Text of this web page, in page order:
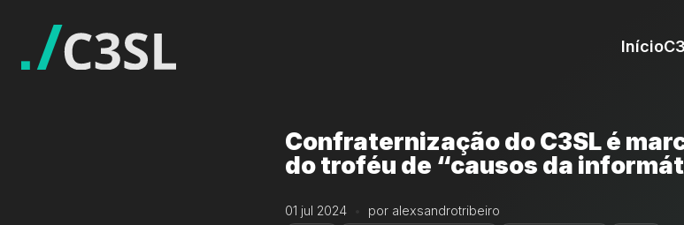
Início
Confraternização do C3SL é
do troféu de “causos da
01 jul 2024 por alexsandrotribeiro